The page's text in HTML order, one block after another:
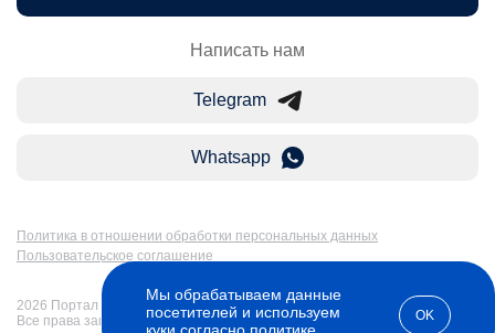
Написать нам
Telegram
Whatsapp
Политика в отношении обработки персональных данных
Пользовательское соглашение
2026 Портал Бакалавр-Магистр: дистанционное образование в России.
Все права защищены
Мы обрабатываем данные
посетителей и используем
OK